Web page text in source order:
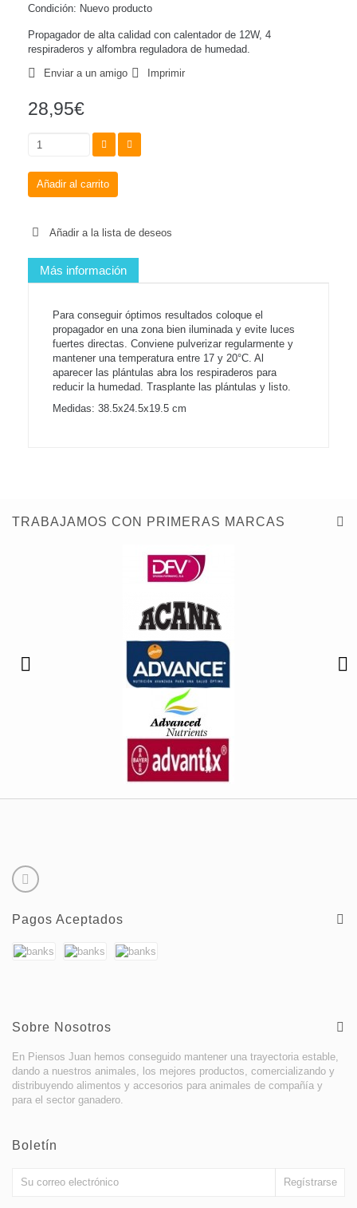
Condición: Nuevo producto
Propagador de alta calidad con calentador de 12W, 4
respiraderos y alfombra reguladora de humedad.
Enviar a un amigo
Imprimir
28,95€
Añadir al carrito
Añadir a la lista de deseos
Más información
Para conseguir óptimos resultados coloque el
propagador en una zona bien iluminada y evite luces
fuertes directas. Conviene pulverizar regularmente y
mantener una temperatura entre 17 y 20°C. Al
aparecer las plántulas abra los respiraderos para
reducir la humedad. Trasplante las plántulas y listo.
Medidas: 38.5x24.5x19.5 cm
TRABAJAMOS CON PRIMERAS MARCAS
Pagos Aceptados
Sobre Nosotros
En Piensos Juan hemos conseguido mantener una trayectoria estable,
dando a nuestros animales, los mejores productos, comercializando y
distribuyendo alimentos y accesorios para animales de compañía y
para el sector ganadero.
Boletín